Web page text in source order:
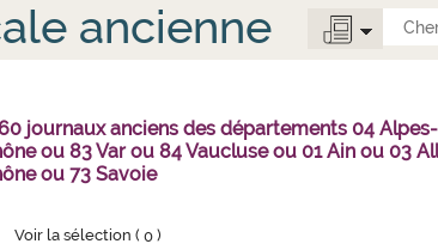
ancienne
journaux anciens des départements 04
ou 83 Var ou 84 Vaucluse ou 01 Ain ou 03
ou 73 Savoie
Voir la sélection (0 )